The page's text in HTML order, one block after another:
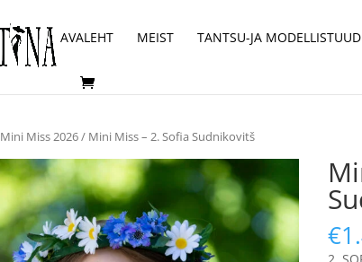
AVALEHT MEIST TANTSU-JA
Mini Miss 2026/ Mini Miss – 2. Sofia Sudnikovitš
€